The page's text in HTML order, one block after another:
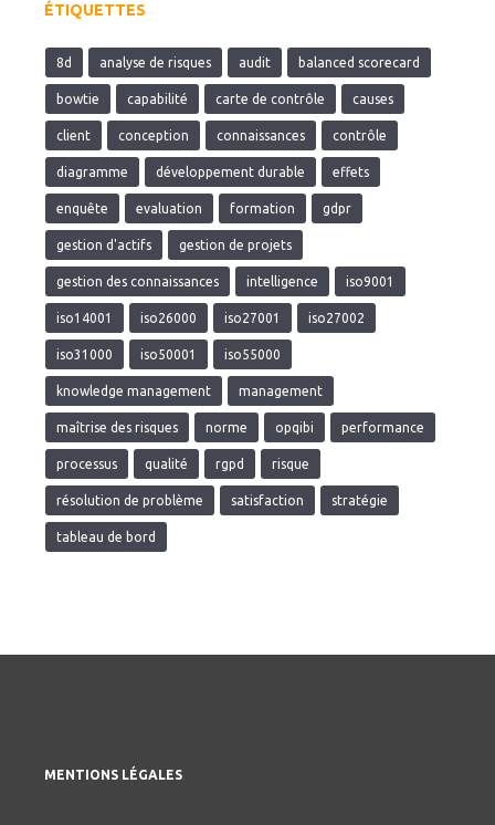
ÉTIQUETTES
8d analyse de risques audit balanced scorecard
bowtie capabilité carte de contrôle causes
client conception connaissances contrôle
diagramme développement durable effets
enquête evaluation formation gdpr
gestion d'actifs gestion de projets
gestion des connaissances intelligence iso9001
iso14001 iso26000 iso27001 iso27002
iso31000 iso50001 iso55000
knowledge management management
maîtrise des risques norme opqibi performance
processus qualité rgpd risque
résolution de problème satisfaction stratégie
tableau de bord
MENTIONS LÉGALES